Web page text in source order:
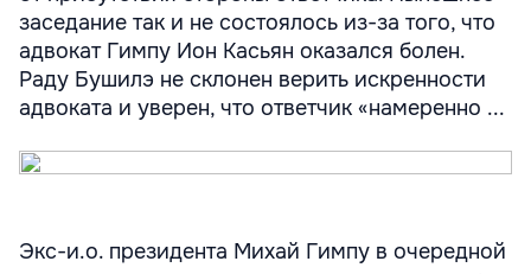
заседание так и не состоялось из-за того, что
адвокат Гимпу Ион Касьян оказался болен.
Раду Бушилэ не склонен верить искренности
адвоката и уверен, что ответчик «намеренно ...
Экс-и.о. президента Михай Гимпу в очередной